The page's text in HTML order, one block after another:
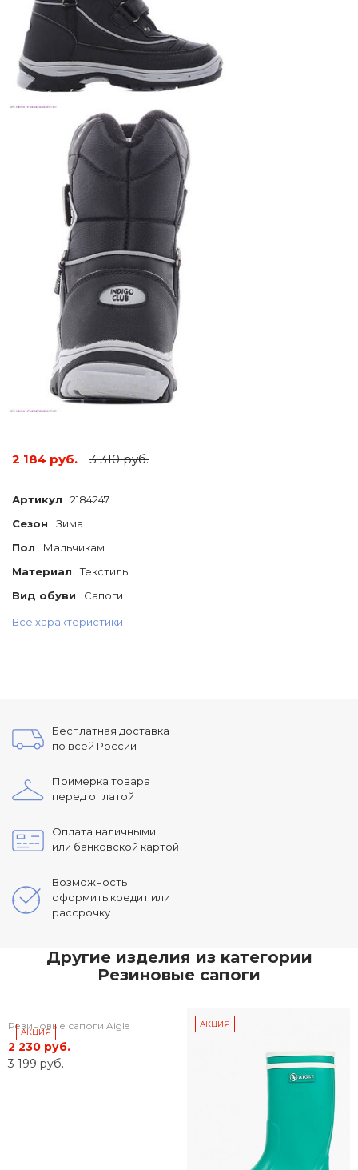
2 184 руб. 3 310 руб.
Артикул
2184247
Сезон
Зима
Пол
Мальчикам
Материал
Текстиль
Вид обуви
Сапоги
Все характеристики
Бесплатная доставка
по всей России
Примерка товара
перед оплатой
Оплата наличными
или банковской картой
Возможность
оформить кредит или
рассрочку
Другие изделия из категории
Резиновые сапоги
АКЦИЯ
Резиновые сапоги Aigle
2 230 руб.
3 199 руб.
АКЦИЯ